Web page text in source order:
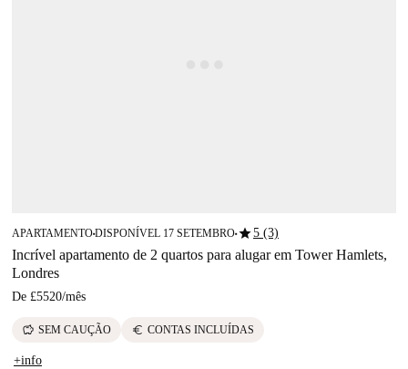
APARTAMENTO■DISPONÍVEL 17 SETEMBRO■star5 (3)
Incrível apartamento de 2 quartos para alugar em Tower Hamlets,
Londres
De £5520/mês
savings SEM CAUÇÃO euro CONTAS INCLUÍDAS
+info